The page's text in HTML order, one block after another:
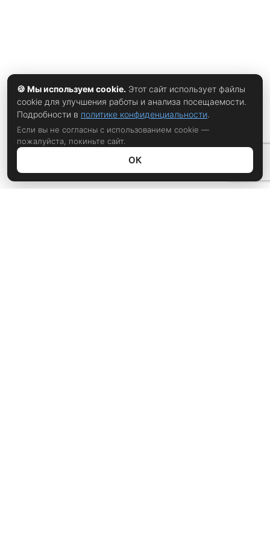
🍪 Мы используем cookie. Этот сайт использует файлы
cookie для улучшения работы и анализа посещаемости.
Подробности в политике конфиденциальности.
Если вы не согласны с использованием cookie —
пожалуйста, покиньте сайт.
ОК